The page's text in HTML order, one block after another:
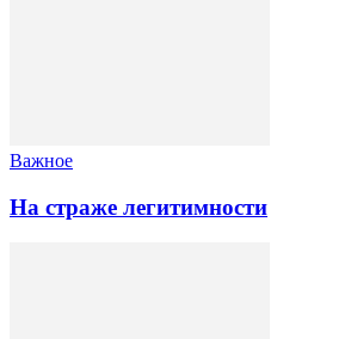
Важное
На страже легитимности